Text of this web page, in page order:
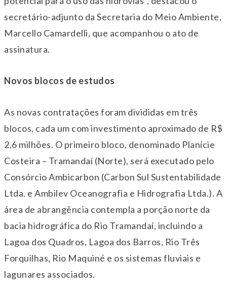
secretário-adjunto da Secretaria do Meio Ambiente,
Marcello Camardelli, que acompanhou o ato de
assinatura.
Novos blocos de estudos
As novas contratações foram divididas em três
blocos, cada um com investimento aproximado de R$
2,6 milhões. O primeiro bloco, denominado Planície
Costeira – Tramandaí (Norte), será executado pelo
Consórcio Ambicarbon (Carbon Sul Sustentabilidade
Ltda. e Ambilev Oceanografia e Hidrografia Ltda.). A
área de abrangência contempla a porção norte da
bacia hidrográfica do Rio Tramandaí, incluindo a
Lagoa dos Quadros, Lagoa dos Barros, Rio Três
Forquilhas, Rio Maquiné e os sistemas fluviais e
lagunares associados.